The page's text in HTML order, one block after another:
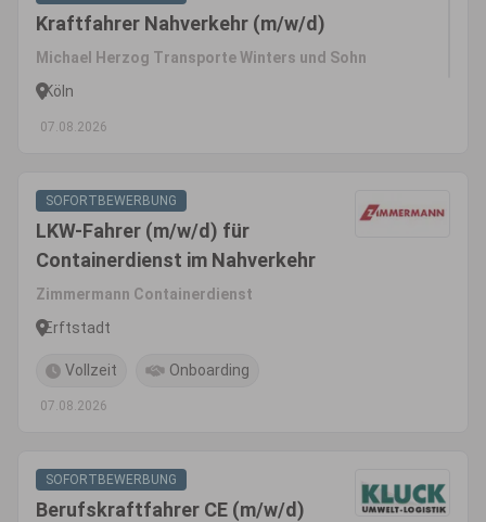
Kraftfahrer Nahverkehr (m/w/d)
Michael Herzog Transporte Winters und Sohn
Köln
07.08.2026
SOFORTBEWERBUNG
LKW-Fahrer (m/w/d) für
Containerdienst im Nahverkehr
Zimmermann Containerdienst
Erftstadt
Vollzeit Onboarding
07.08.2026
SOFORTBEWERBUNG
Berufskraftfahrer CE (m/w/d)